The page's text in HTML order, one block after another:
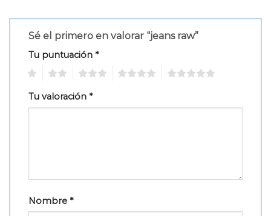
Sé el primero en valorar “jeans raw”
Tu puntuación *
Tu valoración *
Nombre *